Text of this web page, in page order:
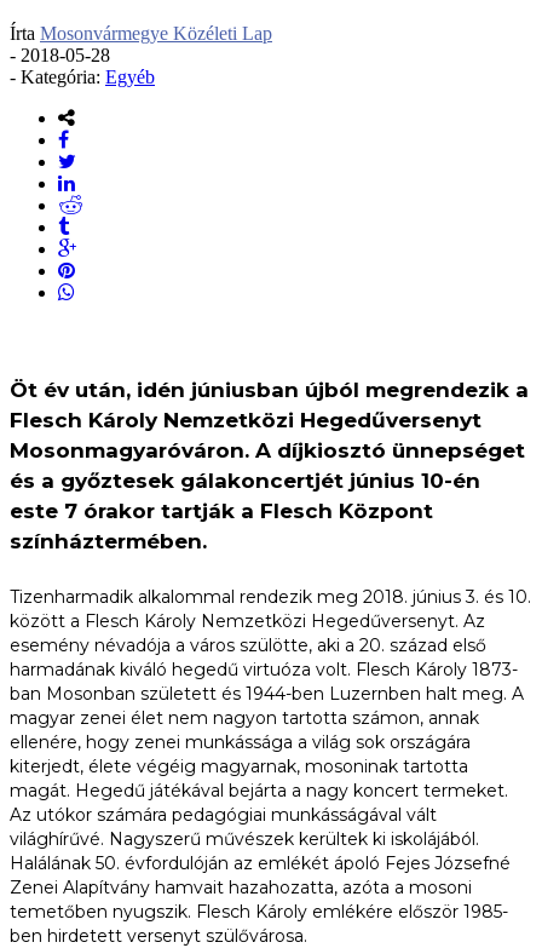
Írta Mosonvármegye Közéleti Lap
- 2018-05-28
- Kategória: Egyéb
Öt év után, idén júniusban újból megrendezik a
Flesch Károly Nemzetközi Hegedűversenyt
Mosonmagyaróváron. A díjkiosztó ünnepséget
és a győztesek gálakoncertjét június 10-én
este 7 órakor tartják a Flesch Központ
színháztermében.
Tizenharmadik alkalommal rendezik meg 2018. június 3. és 10.
között a Flesch Károly Nemzetközi Hegedűversenyt. Az
esemény névadója a város szülötte, aki a 20. század első
harmadának kiváló hegedű virtuóza volt. Flesch Károly 1873-
ban Mosonban született és 1944-ben Luzernben halt meg. A
magyar zenei élet nem nagyon tartotta számon, annak
ellenére, hogy zenei munkássága a világ sok országára
kiterjedt, élete végéig magyarnak, mosoninak tartotta
magát. Hegedű játékával bejárta a nagy koncert termeket.
Az utókor számára pedagógiai munkásságával vált
világhírűvé. Nagyszerű művészek kerültek ki iskolájából.
Halálának 50. évfordulóján az emlékét ápoló Fejes Józsefné
Zenei Alapítvány hamvait hazahozatta, azóta a mosoni
temetőben nyugszik. Flesch Károly emlékére először 1985-
ben hirdetett versenyt szülővárosa.